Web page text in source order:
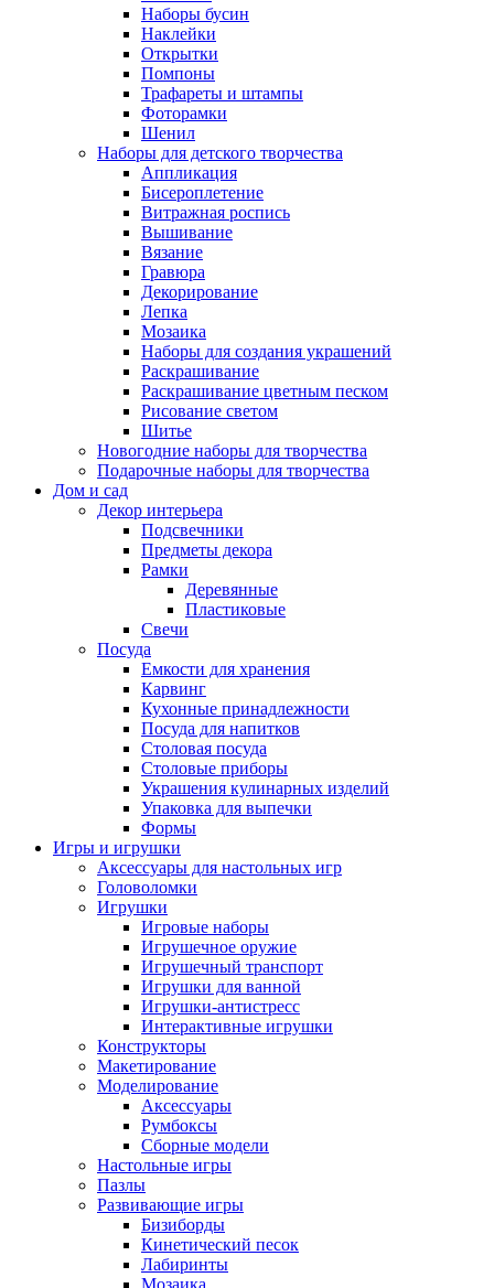
Наборы бусин
Наклейки
Открытки
Помпоны
Трафареты и штампы
Фоторамки
Шенил
Наборы для детского творчества
Аппликация
Бисероплетение
Витражная роспись
Вышивание
Вязание
Гравюра
Декорирование
Лепка
Мозаика
Наборы для создания украшений
Раскрашивание
Раскрашивание цветным песком
Рисование светом
Шитье
Новогодние наборы для творчества
Подарочные наборы для творчества
Дом и сад
Декор интерьера
Подсвечники
Предметы декора
Рамки
Деревянные
Пластиковые
Свечи
Посуда
Емкости для хранения
Карвинг
Кухонные принадлежности
Посуда для напитков
Столовая посуда
Столовые приборы
Украшения кулинарных изделий
Упаковка для выпечки
Формы
Игры и игрушки
Аксессуары для настольных игр
Головоломки
Игрушки
Игровые наборы
Игрушечное оружие
Игрушечный транспорт
Игрушки для ванной
Игрушки-антистресс
Интерактивные игрушки
Конструкторы
Макетирование
Моделирование
Аксессуары
Румбоксы
Сборные модели
Настольные игры
Пазлы
Развивающие игры
Бизиборды
Кинетический песок
Лабиринты
Мозаика